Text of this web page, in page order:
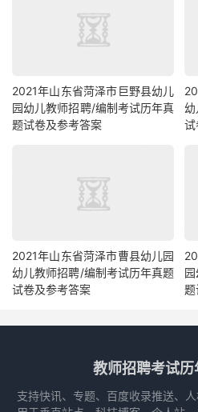
2021年山东省菏泽市巨野县幼儿
园幼儿教师招聘/编制考试历年真
题试卷及参考答案
试
2021年山东省菏泽市曹县幼儿园
幼儿教师招聘/编制考试历年真题
试卷及参考答案
题
教师招聘考试
支持快讯、专题、百度收录推送、